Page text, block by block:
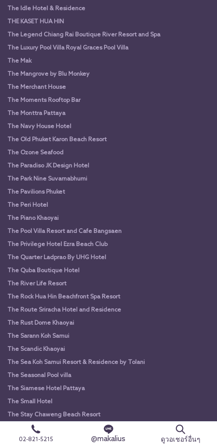
The Idle Hotel & Residence
THE KASET HUA HIN
The Legend Chiang Rai Boutique River Resort and Spa
The Luxury Pool Villa Royal Graces Pool Villa
The Mak
The Mangrove by Blu Monkey
The Merchant House
The Moments Rooftop Bar
The Monttra Pattaya
The Navy House Hotel
The Old Phuket Karon Beach Resort
The Ozone Seafood
The Paradiso JK Design Hotel
The Park Nine Suvarnabhumi
The Pavilions Phuket
The Peri Hotel
The Piano Khaoyai
The Pool Villa Resort and Cafe Bangsaen
The Privilege Hotel Ezra Beach Club
The Quarter Ladprao By UHG Hotel
The Quba Boutique Hotel
The River Life Resort
The Rock Hua Hin Beachfront Spa Resort
The Route Sriracha Hotel and Residence
The Rust Dome Khaoyai
The Sarann Koh Samui
The Scandic Khaoyai
The Sea Koh Samui Resort & Residence by Tolani
The Seasonal Pool villa
The Siamese Hotel Pattaya
The Small Hotel
The Stay Chaweng Beach Resort
The Sukosol
The Sun Xclusive
02-821-5215 @makalius ดูวอเชอร์อื่นๆ